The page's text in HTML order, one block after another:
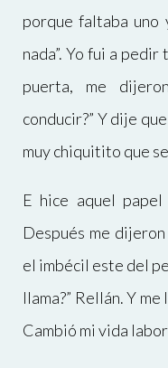
porque faltaba uno
nada”. Yo fui a
puerta, me
conducir?” Y dije
muy chiquitito que
E hice aquel papel
Después me
el imbécil este del
llama?” Rellán. Y
Cambió mi vida